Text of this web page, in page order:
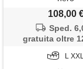
108,00
Sped.
gratuita oltre
L